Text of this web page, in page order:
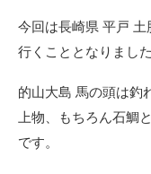
今回は長崎県 平戸
行くこととなりました
的山大島 馬の頭は釣
上物、もちろん石鯛
です。